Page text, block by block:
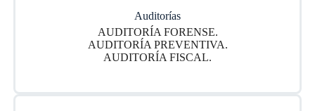
Auditorías
AUDITORÍA FORENSE.
AUDITORÍA PREVENTIVA.
AUDITORÍA FISCAL.